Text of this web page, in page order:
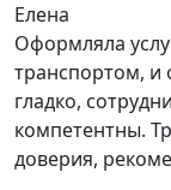
Елена
Оформляла
транспортом, и
гладко,
компетентны.
доверия,